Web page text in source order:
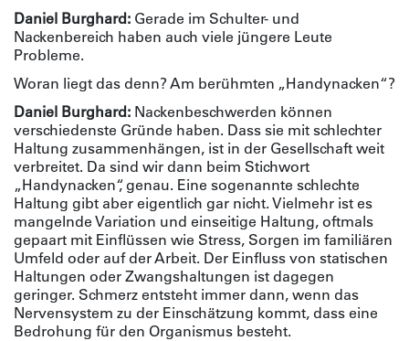
Daniel Burghard: Gerade im Schulter- und
Nackenbereich haben auch viele jüngere Leute
Probleme.
Woran liegt das denn? Am berühmten „Handynacken“?
Daniel Burghard: Nackenbeschwerden können
verschiedenste Gründe haben. Dass sie mit schlechter
Haltung zusammenhängen, ist in der Gesellschaft weit
verbreitet. Da sind wir dann beim Stichwort
„Handynacken“, genau. Eine sogenannte schlechte
Haltung gibt aber eigentlich gar nicht. Vielmehr ist es
mangelnde Variation und einseitige Haltung, oftmals
gepaart mit Einflüssen wie Stress, Sorgen im familiären
Umfeld oder auf der Arbeit. Der Einfluss von statischen
Haltungen oder Zwangshaltungen ist dagegen
geringer. Schmerz entsteht immer dann, wenn das
Nervensystem zu der Einschätzung kommt, dass eine
Bedrohung für den Organismus besteht.